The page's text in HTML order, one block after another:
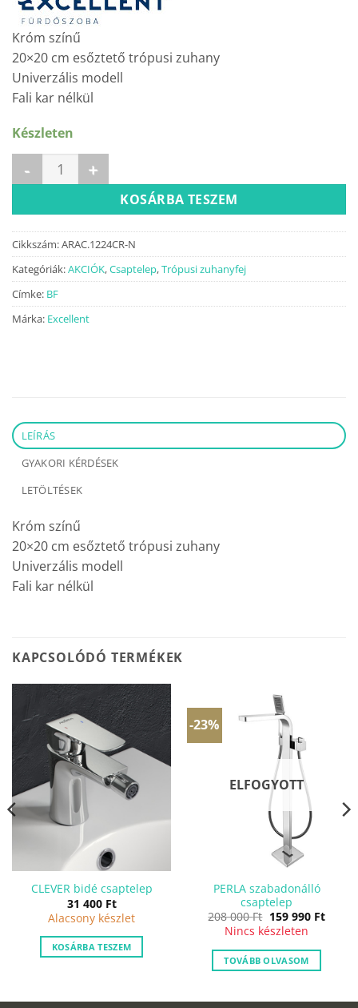
Króm színű
20×20 cm esőztető trópusi zuhany
Univerzális modell
Fali kar nélkül
Készleten
Acél zuhanyfej 20x20 cm mennyiség
KOSÁRBA TESZEM
Cikkszám:ARAC.1224CR-N
Kategóriák:AKCIÓK,Csaptelep,Trópusi zuhanyfej
Címke: BF
Márka: Excellent
LEÍRÁS
GYAKORI KÉRDÉSEK
LETÖLTÉSEK
Króm színű
20×20 cm esőztető trópusi zuhany
Univerzális modell
Fali kar nélkül
KAPCSOLÓDÓ TERMÉKEK
CLEVER bidé csaptelep
31 400 Ft
Alacsony készlet
KOSÁRBA TESZEM
-23%
ELFOGYOTT
PERLA szabadonálló
csaptelep
208 000Ft Original
price
was:
208
000 Ft.
159 990 Ft
price
Nincs készleten
TOVÁBB OLVASOM